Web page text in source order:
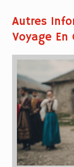
Autres
Voyage En